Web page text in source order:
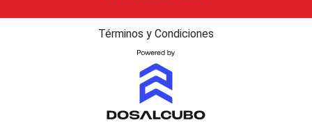
Términos y Condiciones